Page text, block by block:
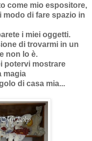
come mio espositore,
di fare spazio in
i miei oggetti.
di trovarmi in un
non lo è.
potervi mostrare
magia
di casa mia...